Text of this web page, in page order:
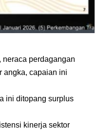
neraca perdagangan
angka, capaian ini
ini ditopang surplus
kinerja sektor